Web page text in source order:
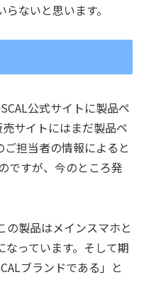
ないと思います。
公式サイトに製品ペ
サイトにはまだ製品ペ
担当者の情報によると
ですが、今のところ発
の製品はメインスマホと
なっています。そして期
ブランドである」と